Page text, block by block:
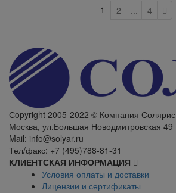
1 2 ... 4
Сopyright 2005-2022 © Компания Солярис
Москва, ул.Большая Новодмитровская 49
Mail: info@solyar.ru
Тел/факс: +7 (495)788-81-31
КЛИЕНТСКАЯ ИНФОРМАЦИЯ
Условия оплаты и доставки
Лицензии и сертификаты